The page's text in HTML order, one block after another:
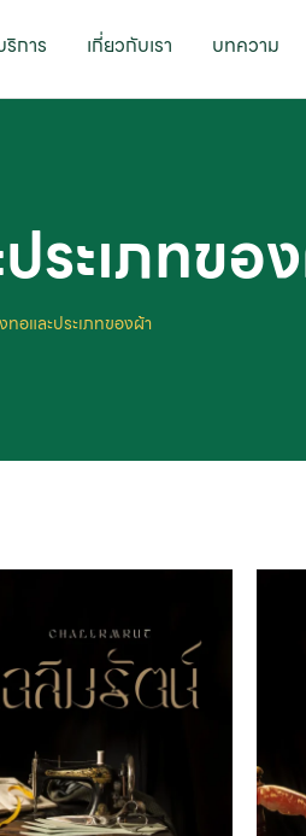
การ เกี่ยวกับเรา บทความ
ระเภทขอ
อและประเภทของผ้า